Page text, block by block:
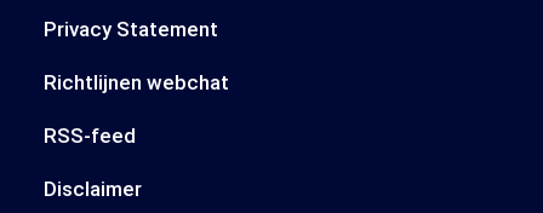
Privacy Statement
Richtlijnen webchat
RSS-feed
Disclaimer